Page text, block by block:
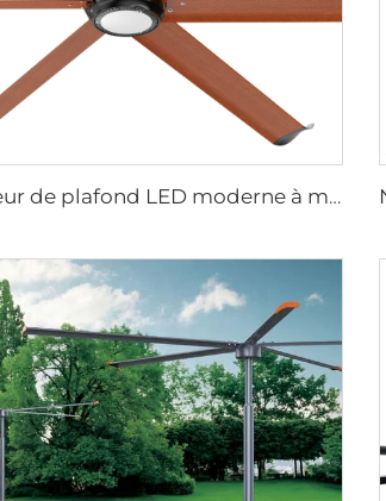
Ventilateur de plafond LED moderne à moteur CA silencieux pour usage domestique, télécommande pour chambre salon gros